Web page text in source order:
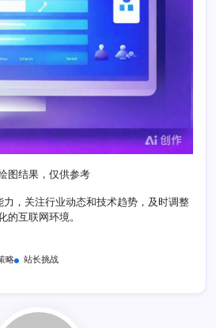
图结果，仅供参考
力，关注行业动态和技术趋势，及时调整
的互联网环境。
略 站长挑战